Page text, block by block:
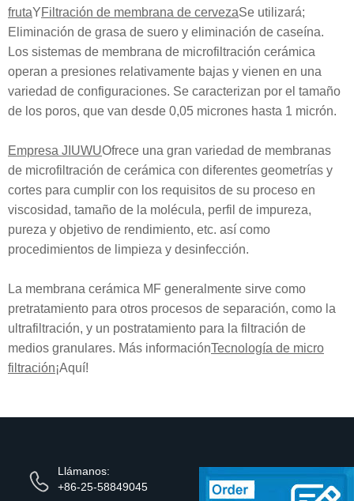
frutaYFiltración de membrana de cervezaSe utilizará;
Eliminación de grasa de suero y eliminación de caseína.
Los sistemas de membrana de microfiltración cerámica
operan a presiones relativamente bajas y vienen en una
variedad de configuraciones. Se caracterizan por el tamaño
de los poros, que van desde 0,05 micrones hasta 1 micrón.
Empresa JIUWUOfrece una gran variedad de membranas
de microfiltración de cerámica con diferentes geometrías y
cortes para cumplir con los requisitos de su proceso en
viscosidad, tamaño de la molécula, perfil de impureza,
pureza y objetivo de rendimiento, etc. así como
procedimientos de limpieza y desinfección.
La membrana cerámica MF generalmente sirve como
pretratamiento para otros procesos de separación, como la
ultrafiltración, y un postratamiento para la filtración de
medios granulares. Más informaciónTecnología de micro
filtración¡Aquí!
Llámanos:
+86-25-58849045